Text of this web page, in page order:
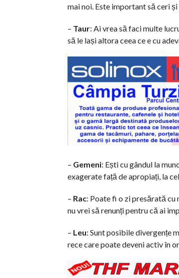
mai noi. Este important să ceri
– Taur: Ai vrea să faci multe
să le lași altora ceea ce e cu
– Gemeni: Ești cu gândul la
exagerate față de apropiați, la
– Rac: Poate fi o zi presărată cu
nu vrei să renunți pentru că ai
– Leu: Sunt posibile divergențe
rece care poate deveni activ în